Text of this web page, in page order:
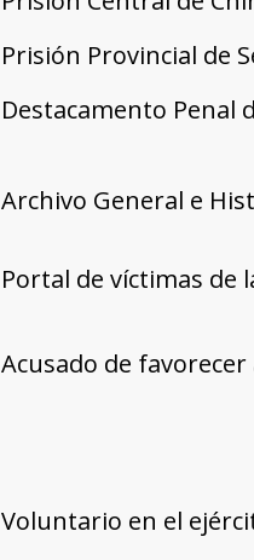
Prisión Provincial de
Destacamento Penal
Archivo General e
Portal de víctimas de
Acusado de
Voluntario en el